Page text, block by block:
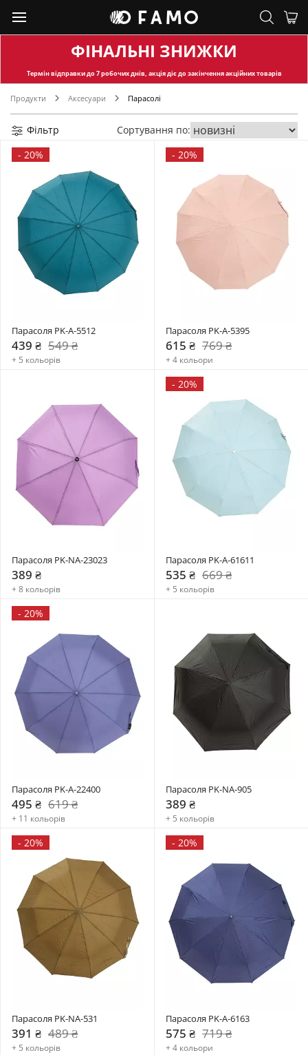
ФІНАЛЬНІ ЗНИЖКИ
Термін відправкидо 7 робочих днів, акція діє до закінчення акційних товарів
Продукти Аксесуари Парасолі
Фільтр
Сортування по:
- 20%
Парасоля PK-A-5512
439 ₴ 549 ₴
+ 5 кольорів
- 20%
Парасоля PK-A-5395
615 ₴ 769 ₴
+ 4 кольори
Парасоля PK-NA-23023
389 ₴
+ 8 кольорів
- 20%
Парасоля PK-A-61611
535 ₴ 669 ₴
+ 5 кольорів
- 20%
Парасоля PK-A-22400
495 ₴ 619 ₴
+ 11 кольорів
Парасоля PK-NA-905
389 ₴
+ 5 кольорів
- 20%
Парасоля PK-NA-531
391 ₴ 489 ₴
+ 5 кольорів
- 20%
Парасоля PK-A-6163
575 ₴ 719 ₴
+ 4 кольори